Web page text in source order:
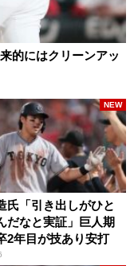
的にはクリーンアッ
氏「引き出しがひと
だなと実証」巨人期
2年目が技あり安打
NEW